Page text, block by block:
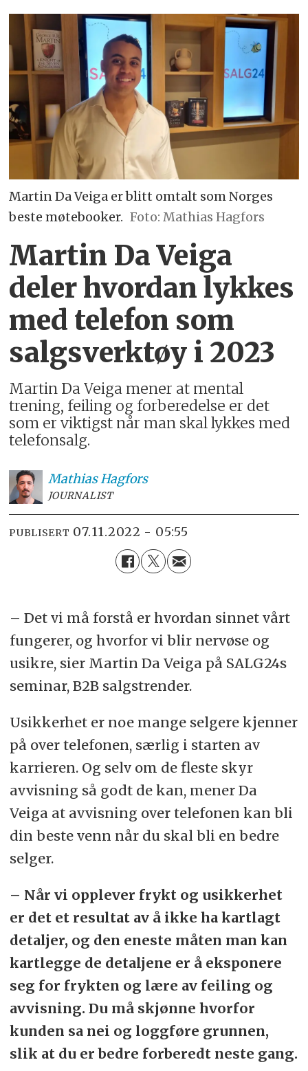
Martin Da Veiga er blitt omtalt som Norges
beste møtebooker. Foto: Mathias Hagfors
Martin Da Veiga
deler hvordan lykkes
med telefon som
salgsverktøy i 2023
Martin Da Veiga mener at mental
trening, feiling og forberedelse er det
som er viktigst når man skal lykkes med
telefonsalg.
MathiasHagfors
JOURNALIST
PUBLISERT 07.11.2022 - 05:55
– Det vi må forstå er hvordan sinnet vårt
fungerer, og hvorfor vi blir nervøse og
usikre, sier Martin Da Veiga på SALG24s
seminar, B2B salgstrender.
Usikkerhet er noe mange selgere kjenner
på over telefonen, særlig i starten av
karrieren. Og selv om de fleste skyr
avvisning så godt de kan, mener Da
Veiga at avvisning over telefonen kan bli
din beste venn når du skal bli en bedre
selger.
– Når vi opplever frykt og usikkerhet
er det et resultat av å ikke ha kartlagt
detaljer, og den eneste måten man kan
kartlegge de detaljene er å eksponere
seg for frykten og lære av feiling og
avvisning. Du må skjønne hvorfor
kunden sa nei og loggføre grunnen,
slik at du er bedre forberedt neste gang.